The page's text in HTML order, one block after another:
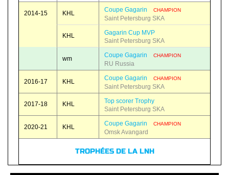
2014-15 KHL Coupe Gagarin CHAMPION
Saint Petersburg SKA
KHL
Gagarin Cup MVP
Saint Petersburg SKA
wm Coupe Gagarin CHAMPION
RU Russia
2016-17 KHL Coupe Gagarin CHAMPION
Saint Petersburg SKA
2017-18 KHL
Top scorer Trophy
Saint Petersburg SKA
2020-21 KHL Coupe Gagarin CHAMPION
Omsk Avangard
TROPHÉES DE LA LNH